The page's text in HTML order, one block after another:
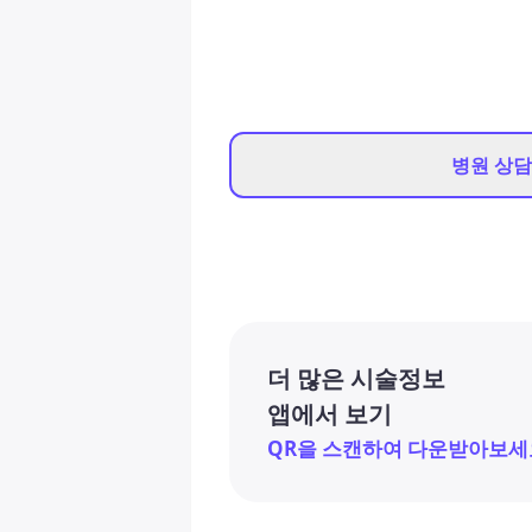
병원 상
더 많은 시술정보
앱에서 보기
QR을 스캔하여 다운받아보세